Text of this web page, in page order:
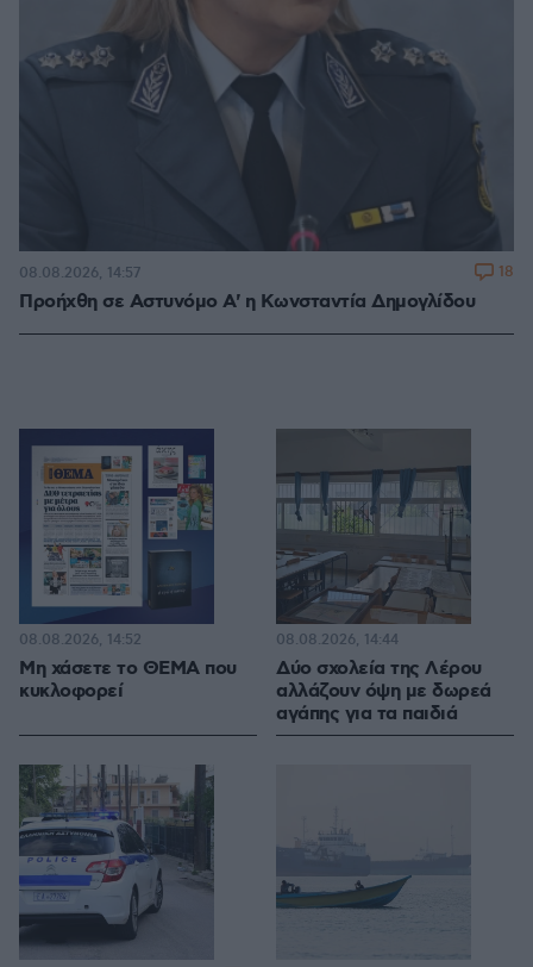
Προήχθη σε Αστυνόμο Α' η Κωνσταντία Δημογλίδου
08.08.2026, 14:57 18
Μη χάσετε το ΘΕΜΑ που
κυκλοφορεί
08.08.2026, 14:52
Δύο σχολεία της Λέρου
αλλάζουν όψη με δωρεά
αγάπης για τα παιδιά
08.08.2026, 14:44